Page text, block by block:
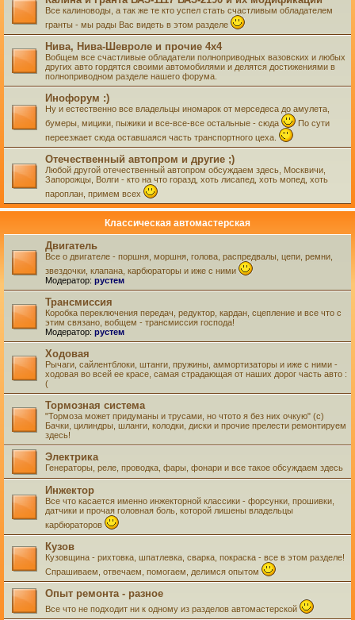
Все калиноводы, а так же те кто успел стать счастливым обладателем
гранты - мы рады Вас видеть в этом разделе
Нива, Нива-Шевроле и прочие 4х4
Вобщем все счастливые обладатели полноприводных вазовских и любых
других авто гордятся своими автомобилями и делятся достижениями в
полноприводном разделе нашего форума.
Инофорум :)
Ну и естественно все владельцы иномарок от мерседеса до амулета,
бумеры, мицики, пыжики и все-все-все остальные - сюда
По сути
переезжает сюда оставшаяся часть транспортного цеха.
Отечественный автопром и другие ;)
Любой другой отечественный автопром обсуждаем здесь, Москвичи,
Запорожцы, Волги - кто на что горазд, хоть лисапед, хоть мопед, хоть
пароплан, примем всех
Классическая автомастерская
Двигатель
Все о двигателе - поршня, моршня, голова, распредвалы, цепи, ремни,
звездочки, клапана, карбюраторы и иже с ними
Модератор: рустем
Трансмиссия
Коробка переключения передач, редуктор, кардан, сцепление и все что с
этим связано, вобщем - трансмиссия господа!
Модератор: рустем
Ходовая
Рычаги, сайлентблоки, штанги, пружины, аммортизаторы и иже с ними -
ходовая во всей ее красе, самая страдающая от наших дорог часть авто :
(
Тормозная система
"Тормоза может придуманы и трусами, но чтото я без них очкую" (с)
Бачки, цилиндры, шланги, колодки, диски и прочие прелести ремонтируем
здесь!
Электрика
Генераторы, реле, проводка, фары, фонари и все такое обсуждаем здесь
Инжектор
Все что касается именно инжекторной классики - форсунки, прошивки,
датчики и прочая головная боль, которой лишены владельцы
карбюраторов
Кузов
Кузовщина - рихтовка, шпатлевка, сварка, покраска - все в этом разделе!
Спрашиваем, отвечаем, помогаем, делимся опытом
Опыт ремонта - разное
Все что не подходит ни к одному из разделов автомастерской